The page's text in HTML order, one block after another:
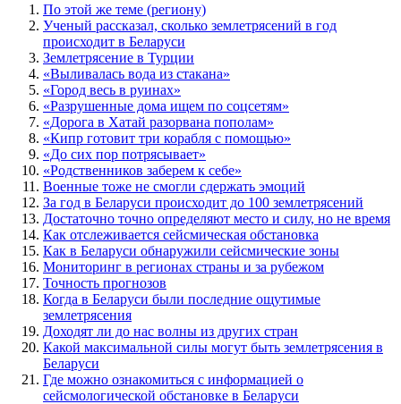
По этой же теме (региону)
Ученый рассказал, сколько землетрясений в год
происходит в Беларуси
Землетрясение в Турции
«Выливалась вода из стакана»
«Город весь в руинах»
«Разрушенные дома ищем по соцсетям»
«Дорога в Хатай разорвана пополам»
«Кипр готовит три корабля с помощью»
«До сих пор потрясывает»
«Родственников заберем к себе»
Военные тоже не смогли сдержать эмоций
За год в Беларуси происходит до 100 землетрясений
Достаточно точно определяют место и силу, но не время
Как отслеживается сейсмическая обстановка
Как в Беларуси обнаружили сейсмические зоны
Мониторинг в регионах страны и за рубежом
Точность прогнозов
Когда в Беларуси были последние ощутимые
землетрясения
Доходят ли до нас волны из других стран
Какой максимальной силы могут быть землетрясения в
Беларуси
Где можно ознакомиться с информацией о
сейсмологической обстановке в Беларуси